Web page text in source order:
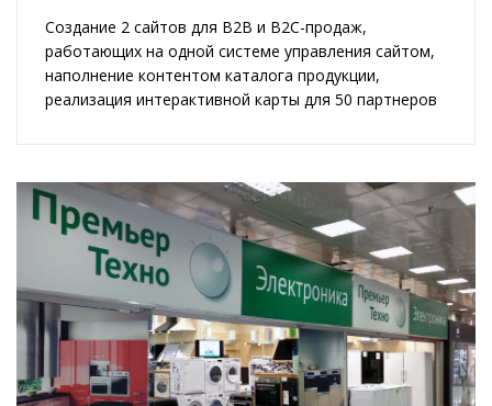
Создание 2 сайтов для B2B и B2C-продаж,
работающих на одной системе управления сайтом,
наполнение контентом каталога продукции,
реализация интерактивной карты для 50 партнеров